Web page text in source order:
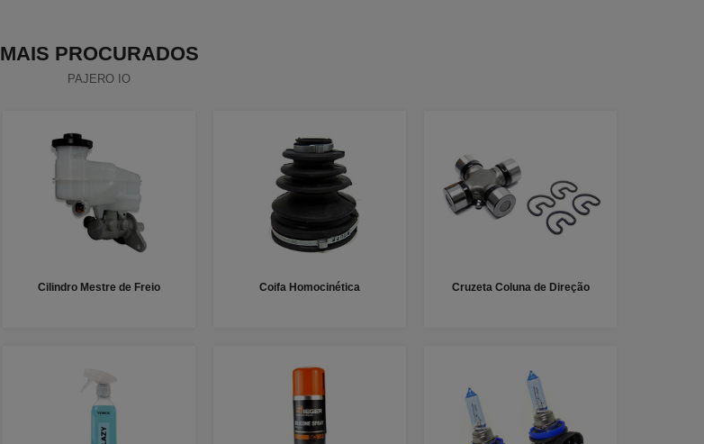
MAIS PROCURADOS
PAJERO IO
Cilindro Mestre de Freio Coifa Homocinética Cruzeta Coluna de Direção